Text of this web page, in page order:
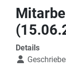
Details